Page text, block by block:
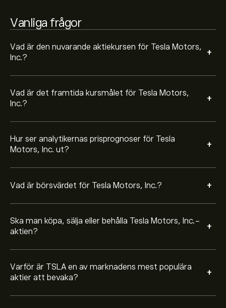
Vanliga frågor
Vad är den nuvarande aktiekursen för Tesla Motors,
Inc.?
+
Vad är det framtida kursmålet för Tesla Motors,
Inc.?
+
Hur ser analytikernas prisprognoser för Tesla
Motors, Inc. ut?
+
Vad är börsvärdet för Tesla Motors, Inc.? +
Ska man köpa, sälja eller behålla Tesla Motors, Inc.-
aktien?
+
Baserat på rekommendationer från 18 analytiker för
TSLA de senaste 3 månaderna är den övergripande
Varför är TSLA en av marknadens mest populära
aktier att bevaka?
+
TSLA är en av marknadens mest populära aktier att
resultat. Investerare bevakar aktien nära för
tillväxtmöjligheter.